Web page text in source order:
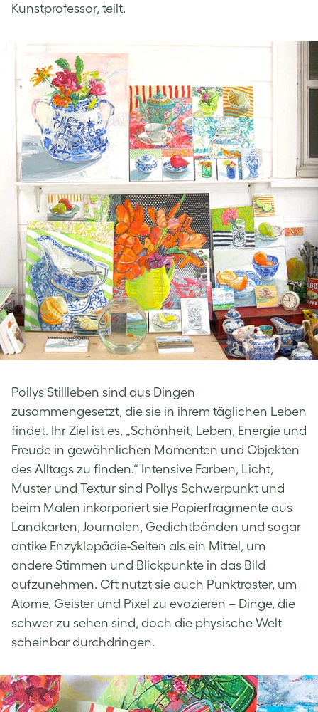
Kunstprofessor, teilt.
Pollys Stillleben sind aus Dingen
zusammengesetzt, die sie in ihrem täglichen Leben
findet. Ihr Ziel ist es, „Schönheit, Leben, Energie und
Freude in gewöhnlichen Momenten und Objekten
des Alltags zu finden.“ Intensive Farben, Licht,
Muster und Textur sind Pollys Schwerpunkt und
beim Malen inkorporiert sie Papierfragmente aus
Landkarten, Journalen, Gedichtbänden und sogar
antike Enzyklopädie-Seiten als ein Mittel, um
andere Stimmen und Blickpunkte in das Bild
aufzunehmen. Oft nutzt sie auch Punktraster, um
Atome, Geister und Pixel zu evozieren – Dinge, die
schwer zu sehen sind, doch die physische Welt
scheinbar durchdringen.